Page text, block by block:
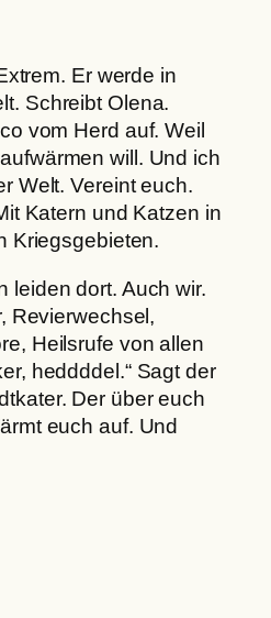
Er werde in
Schreibt Olena.
vom Herd auf. Weil
will. Und ich
Welt. Vereint euch.
Katern und Katzen in
Kriegsgebieten.
leiden dort. Auch wir.
Revierwechsel,
Heilsrufe von allen
heddddel.“ Sagt der
Der über euch
euch auf. Und